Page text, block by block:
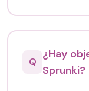
Q
¿Hay
Sprunki?